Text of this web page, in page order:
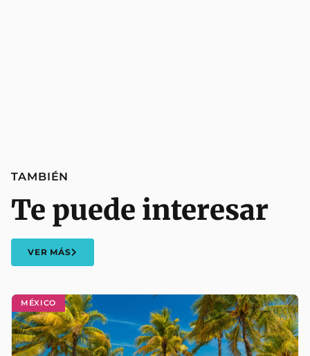
MÉXICO
TAMBIÉN
Te puede interesar
VER MÁS